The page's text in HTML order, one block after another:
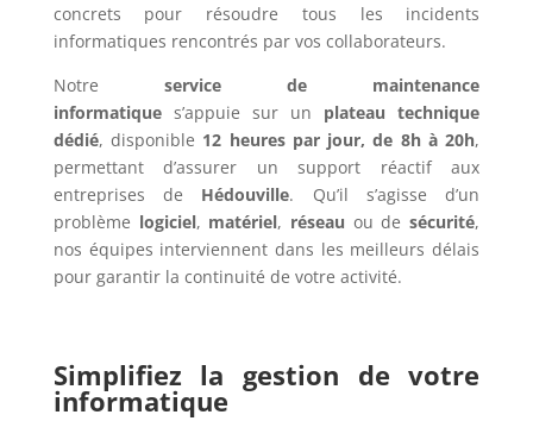
concrets pour résoudre tous les incidents
informatiques rencontrés par vos collaborateurs.
Notre service de maintenance
informatiques’appuie sur un plateau technique
dédié, disponible 12 heures par jour, de 8h à 20h,
permettant d’assurer un support réactif aux
entreprises de Hédouville. Qu’il s’agisse d’un
problème logiciel, matériel, réseau ou desécurité,
nos équipes interviennent dans les meilleurs délais
pour garantir la continuité de votre activité.
Simplifiez la gestion de votre
informatique